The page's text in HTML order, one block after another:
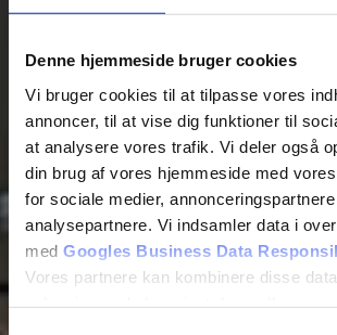
Denne hjemmeside bruger cookies
Vi bruger cookies til at tilpasse vores
annoncer, til at vise dig funktioner til
at analysere vores trafik. Vi deler også
din brug af vores hjemmeside med
for sociale medier,
analysepartnere. Vi indsamler data i
med Googles Business Data
Vores partnere kan kombinere disse